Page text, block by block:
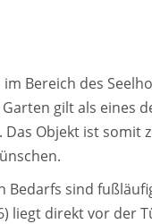
Bereich des
gilt als eines
Objekt ist somit
Bedarfs sind
liegt direkt vor der